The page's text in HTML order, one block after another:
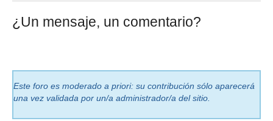
¿Un mensaje, un comentario?
Este foro es moderado a priori: su contribución sólo aparecerá
una vez validada por un/a administrador/a del sitio.